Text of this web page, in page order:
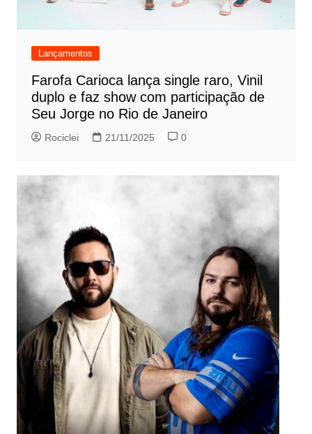
Lançamentos
Farofa Carioca lança single raro, Vinil
duplo e faz show com participação de
Seu Jorge no Rio de Janeiro
Rociclei 21/11/2025 0